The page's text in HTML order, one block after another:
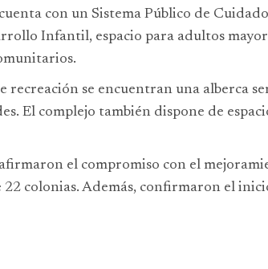
con un Sistema Público de
Infantil, espacio para adultos
recreación se encuentran una alberca
El complejo también dispone de
el compromiso con el
22 colonias. Además, confirmaron el